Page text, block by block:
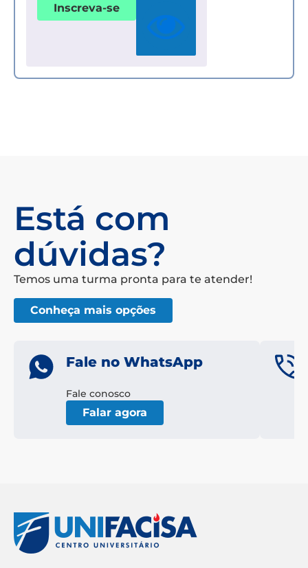
Inscreva-se
Está com
dúvidas?
Temos uma turma pronta para te atender!
Conheça mais opções
Fale no WhatsApp
Fale conosco
Falar agora